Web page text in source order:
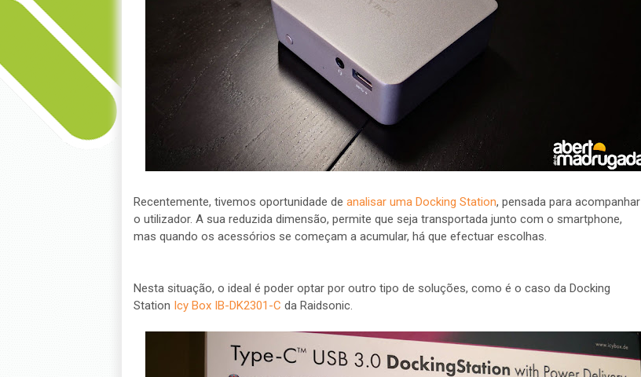
Recentemente, tivemos oportunidade de analisar uma Docking Station, pensada para acompanhar
o utilizador. A sua reduzida dimensão, permite que seja transportada junto com o smartphone,
mas quando os acessórios se começam a acumular, há que efectuar escolhas.
Nesta situação, o ideal é poder optar por outro tipo de soluções, como é o caso da Docking
Station Icy Box IB-DK2301-C da Raidsonic.